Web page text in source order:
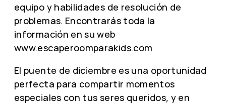
equipo y habilidades de resolución de
problemas. Encontrarás toda la
información en su web
www.escaperoomparakids.com
El puente de diciembre es una oportunidad
perfecta para compartir momentos
especiales con tus seres queridos, y en